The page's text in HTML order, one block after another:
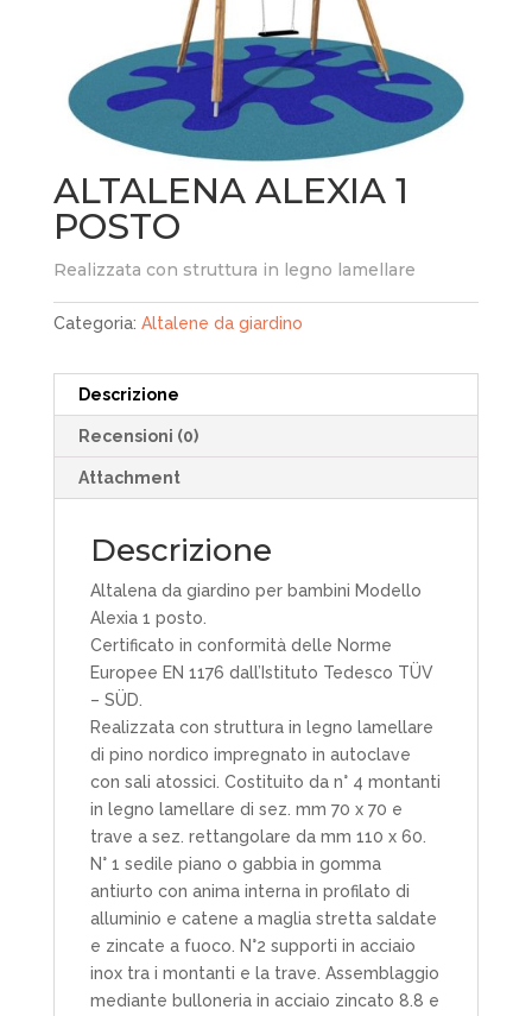
ALTALENA ALEXIA 1
POSTO
Realizzata con struttura in legno lamellare
Categoria: Altalene da giardino
Descrizione
Recensioni (0)
Attachment
Descrizione
Altalena da giardino per bambini Modello
Alexia 1 posto.
Certificato in conformità delle Norme
Europee EN 1176 dall’Istituto Tedesco TÜV
– SÜD.
Realizzata con struttura in legno lamellare
di pino nordico impregnato in autoclave
con sali atossici. Costituito da n° 4 montanti
in legno lamellare di sez. mm 70 x 70 e
trave a sez. rettangolare da mm 110 x 60.
N° 1 sedile piano o gabbia in gomma
antiurto con anima interna in profilato di
alluminio e catene a maglia stretta saldate
e zincate a fuoco. N°2 supporti in acciaio
inox tra i montanti e la trave. Assemblaggio
mediante bulloneria in acciaio zincato 8.8 e